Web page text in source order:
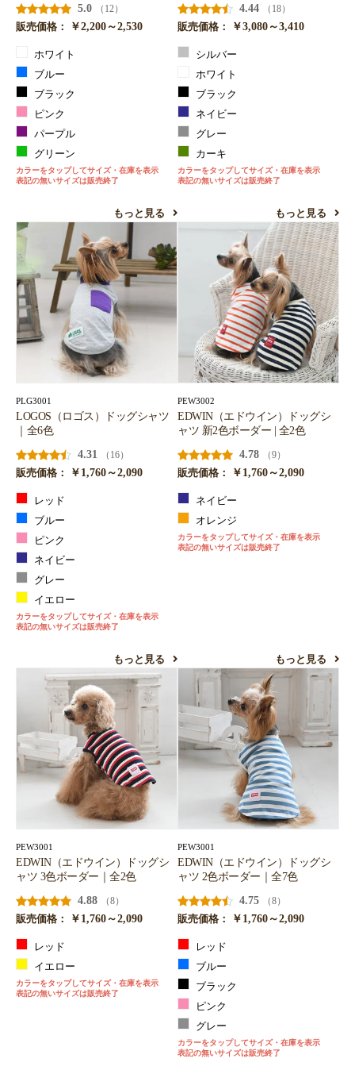
5.0
（12）
販売価格：
￥2,200～2,530
ホワイト
ブルー
ブラック
ピンク
パープル
グリーン
カラーをタップしてサイズ・在庫を表示
表記の無いサイズは販売終了
もっと見る
4.44
（18）
販売価格：
￥3,080～3,410
シルバー
ホワイト
ブラック
ネイビー
グレー
カーキ
カラーをタップしてサイズ・在庫を表示
表記の無いサイズは販売終了
もっと見る
PLG3001
LOGOS（ロゴス）ドッグシャツ
｜全6色
4.31
（16）
販売価格：
￥1,760～2,090
レッド
ブルー
ピンク
ネイビー
グレー
イエロー
カラーをタップしてサイズ・在庫を表示
表記の無いサイズは販売終了
もっと見る
PEW3002
EDWIN（エドウイン）ドッグシ
ャツ 新2色ボーダー | 全2色
4.78
（9）
販売価格：
￥1,760～2,090
ネイビー
オレンジ
カラーをタップしてサイズ・在庫を表示
表記の無いサイズは販売終了
もっと見る
PEW3001
EDWIN（エドウイン）ドッグシ
ャツ 3色ボーダー｜全2色
4.88
（8）
販売価格：
￥1,760～2,090
レッド
イエロー
カラーをタップしてサイズ・在庫を表示
表記の無いサイズは販売終了
PEW3001
EDWIN（エドウイン）ドッグシ
ャツ 2色ボーダー｜全7色
4.75
（8）
販売価格：
￥1,760～2,090
レッド
ブルー
ブラック
ピンク
グレー
カラーをタップしてサイズ・在庫を表示
表記の無いサイズは販売終了